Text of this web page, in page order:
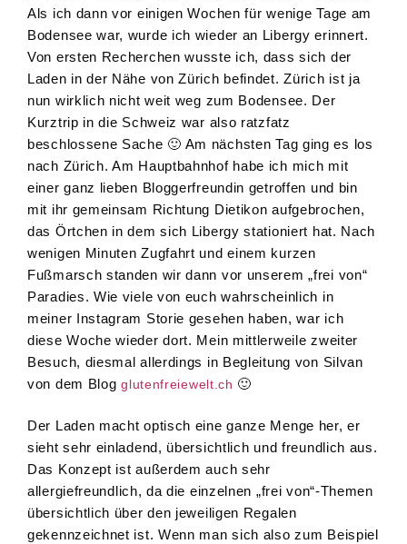
Als ich dann vor einigen Wochen für wenige Tage am
Bodensee war, wurde ich wieder an Libergy erinnert.
Von ersten Recherchen wusste ich, dass sich der
Laden in der Nähe von Zürich befindet. Zürich ist ja
nun wirklich nicht weit weg zum Bodensee. Der
Kurztrip in die Schweiz war also ratzfatz
beschlossene Sache 🙂 Am nächsten Tag ging es los
nach Zürich. Am Hauptbahnhof habe ich mich mit
einer ganz lieben Bloggerfreundin getroffen und bin
mit ihr gemeinsam Richtung Dietikon aufgebrochen,
das Örtchen in dem sich Libergy stationiert hat. Nach
wenigen Minuten Zugfahrt und einem kurzen
Fußmarsch standen wir dann vor unserem „frei von“
Paradies. Wie viele von euch wahrscheinlich in
meiner Instagram Storie gesehen haben, war ich
diese Woche wieder dort. Mein mittlerweile zweiter
Besuch, diesmal allerdings in Begleitung von Silvan
von dem Blogglutenfreiewelt.ch 🙂
Der Laden macht optisch eine ganze Menge her, er
sieht sehr einladend, übersichtlich und freundlich aus.
Das Konzept ist außerdem auch sehr
allergiefreundlich, da die einzelnen „frei von“-Themen
übersichtlich über den jeweiligen Regalen
gekennzeichnet ist. Wenn man sich also zum Beispiel